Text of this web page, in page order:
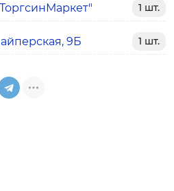
1 шт.
9Б 1 шт.